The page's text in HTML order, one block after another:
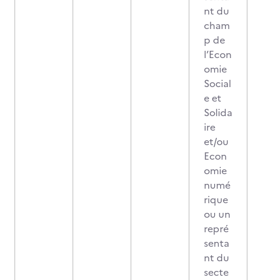
nt du
cham
p de
l’Econ
omie
Social
e et
Solida
ire
et/ou
Econ
omie
numé
rique
ou un
repré
senta
nt du
secte